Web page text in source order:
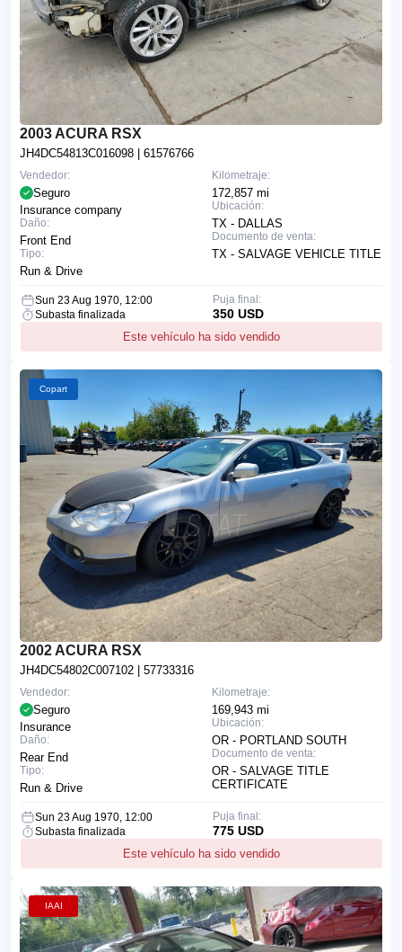
2003 ACURA RSX
JH4DC54813C016098 | 61576766
Kilometraje:
172,857 mi
Ubicación:
TX - DALLAS
Documento de venta:
TX - SALVAGE VEHICLE TITLE
Vendedor:
Seguro
Insurance company
Daño:
Front End
Tipo:
Run & Drive
Sun 23 Aug 1970, 12:00
Subasta finalizada
Este vehículo ha sido vendido
Puja final:
350 USD
Copart
2002 ACURA RSX
JH4DC54802C007102 | 57733316
Kilometraje:
169,943 mi
Ubicación:
OR - PORTLAND SOUTH
Documento de venta:
OR - SALVAGE TITLE
CERTIFICATE
Vendedor:
Seguro
Insurance
Daño:
Rear End
Tipo:
Run & Drive
Sun 23 Aug 1970, 12:00
Subasta finalizada
Este vehículo ha sido vendido
Puja final:
775 USD
IAAI